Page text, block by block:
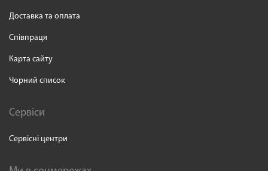
Доставка та оплата
Співпраця
Карта сайту
Чорний список
Сервіси
Сервісні центри